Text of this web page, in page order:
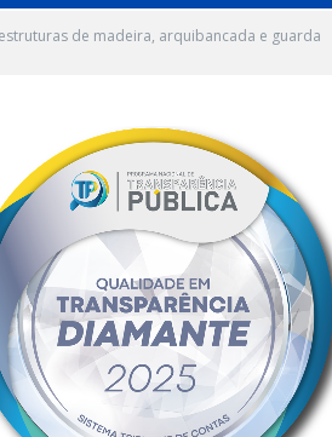
de madeira, arquibancada e guarda